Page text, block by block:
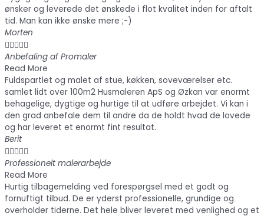
ønsker og leverede det ønskede i flot kvalitet inden for aftalt
tid. Man kan ikke ønske mere ;-)
Morten

Anbefaling af Promaler
Read More
Fuldspartlet og malet af stue, køkken, soveværelser etc.
samlet lidt over 100m2 Husmaleren ApS og Øzkan var enormt
behagelige, dygtige og hurtige til at udføre arbejdet. Vi kan i
den grad anbefale dem til andre da de holdt hvad de lovede
og har leveret et enormt fint resultat.
Berit

Professionelt malerarbejde
Read More
Hurtig tilbagemelding ved forespørgsel med et godt og
fornuftigt tilbud. De er yderst professionelle, grundige og
overholder tiderne. Det hele bliver leveret med venlighed og et